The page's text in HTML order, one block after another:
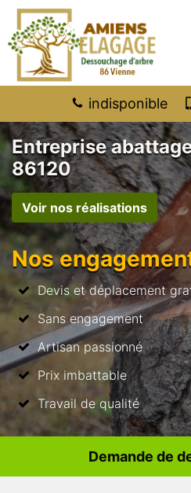
indisponible
Entreprise
86120
Voir nos réalisations
Nos
Devis et déplacement
Sans engagement
Artisan passionné
Prix imbattable
Travail de qualité
Demande de